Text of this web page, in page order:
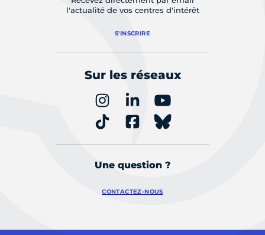
l'actualité de vos centres d'intérêt
S'INSCRIRE
Sur les réseaux
Une question ?
CONTACTEZ-NOUS